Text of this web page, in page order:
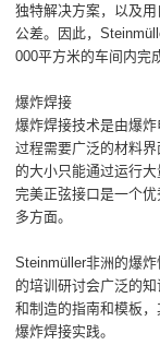
独特解决方案，以及
公差。因此，
000平方米的车间内完
爆炸焊接
爆炸焊接技术是由爆
过程需要广泛的材料
的大小只能通过运行
完美正弦接口是一个
多方面。
Steinmüller非洲的爆
的培训研讨会广泛的
和制造的指南和模板
爆炸焊接实践。